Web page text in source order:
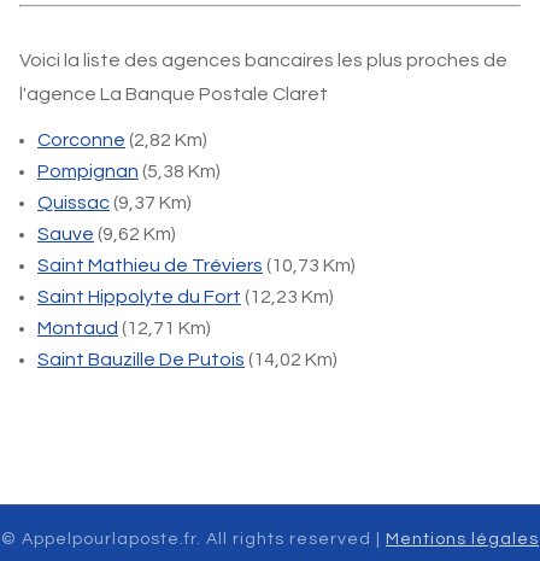
Voici la liste des agences bancaires les plus proches de
l'agence La Banque Postale Claret
Corconne (2,82 Km)
Pompignan (5,38 Km)
Quissac(9,37 Km)
Sauve (9,62 Km)
Saint Mathieu de Tréviers (10,73 Km)
Saint Hippolyte du Fort (12,23 Km)
Montaud (12,71 Km)
Saint Bauzille De Putois (14,02 Km)
© Appelpourlaposte.fr. All rights reserved | Mentions légales